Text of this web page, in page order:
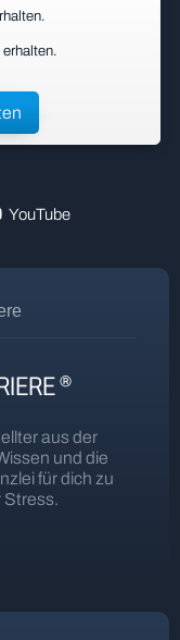
YouTube
aus der
und die
für dich zu
Stress.